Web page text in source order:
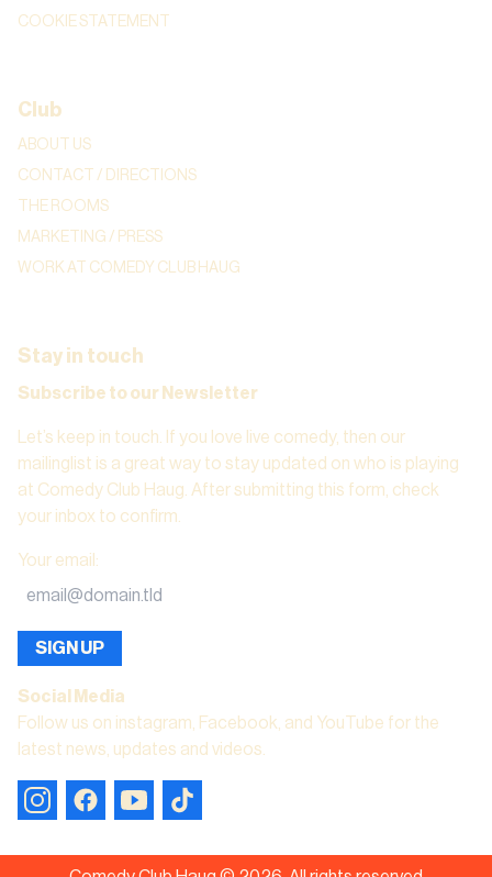
COOKIE STATEMENT
Club
ABOUT US
CONTACT / DIRECTIONS
THE ROOMS
MARKETING / PRESS
WORK AT COMEDY CLUB HAUG
Stay in touch
Subscribe to our Newsletter
Let’s keep in touch. If you love live comedy, then our
mailinglist is a great way to stay updated on who is playing
at Comedy Club Haug. After submitting this form, check
your inbox to confirm.
Your email :
SIGN UP
Social Media
Follow us on instagram, Facebook, and YouTube for the
latest news, updates and videos.